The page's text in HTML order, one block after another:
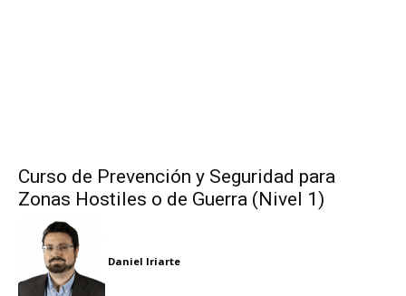
Curso de Prevención y Seguridad para
Zonas Hostiles o de Guerra (Nivel 1)
Daniel Iriarte